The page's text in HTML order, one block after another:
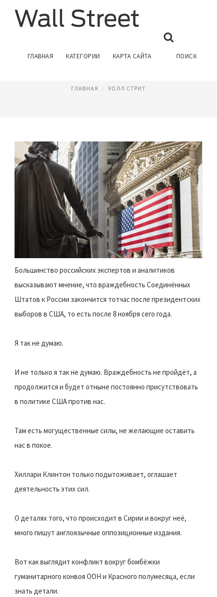
ГЛАВНАЯ КАТЕГОРИИ КАРТА САЙТА ПОИСК
УОЛЛ СТРИТ НЬЮ ЙОРК
ГЛАВНАЯ УОЛЛ СТРИТ
Большинство российских экспертов и аналитиков
высказывают мнение, что враждебность Соединённых
Штатов к России закончится тотчас после президентских
выборов в США, то есть после 8 ноября сего года.
Я так не думаю.
И не только я так не думаю. Враждебность не пройдёт, а
продолжится и будет отныне постоянно присутствовать
в политике США против нас.
Там есть могущественные силы, не желающие оставить
нас в покое.
Хиллари Клинтон только подытоживает, оглашает
деятельность этих сил.
О деталях того, что происходит в Сирии и вокруг неё,
много пишут англоязычные оппозиционные издания.
Вот как выглядит конфликт вокруг бомбёжки
гуманитарного конвоя ООН и Красного полумесяца, если
знать детали.